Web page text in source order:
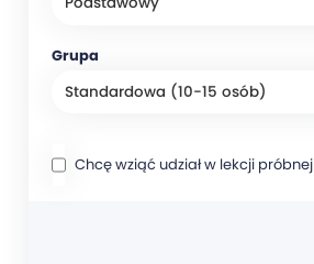
Grupa
Chcę wziąć udział w lekcji próbnej